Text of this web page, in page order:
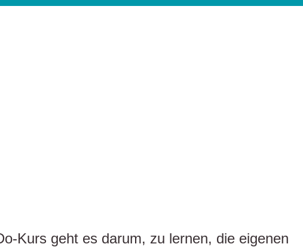
Kurs geht es darum, zu lernen, die eigenen